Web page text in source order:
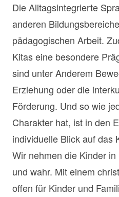
Die Alltagsintegrierte
anderen
pädagogischen Arbeit.
Kitas eine besondere
sind unter Anderem
Erziehung oder die
Förderung. Und so wie
Charakter hat, ist in den
individuelle Blick auf das
Wir nehmen die Kinder
und wahr. Mit einem
offen für Kinder und